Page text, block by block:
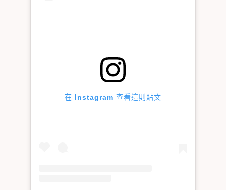
在 Instagram 查看這則貼文